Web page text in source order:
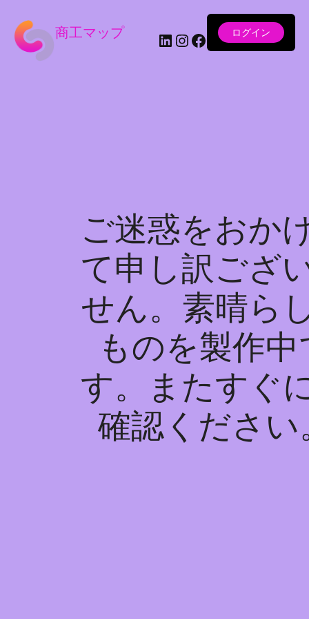
商工マップ LinkedIn Instagram Facebook ログイン
ご迷惑をおか
て申し訳ござ
せん。素晴ら
ものを製作中
す。またすぐ
確認ください